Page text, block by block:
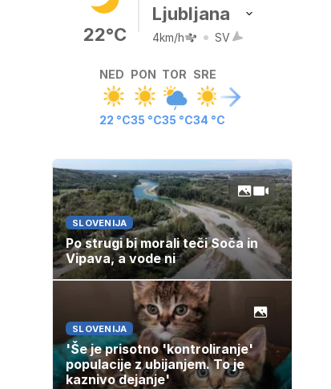
22°C
Ljubljana
4km/h SV
NED
22 °C
PON
35 °C
TOR
35 °C
SRE
34 °C
SLOVENIJA
Po strugi bi morali teči Soča in
Vipava, a vode ni
SLOVENIJA
'Še je prisotno 'kontroliranje'
populacije z ubijanjem. To je
kaznivo dejanje'